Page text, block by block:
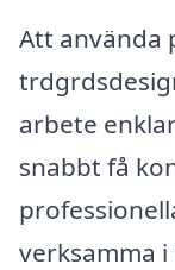
Att använda
arbete
snabbt få
verksamma